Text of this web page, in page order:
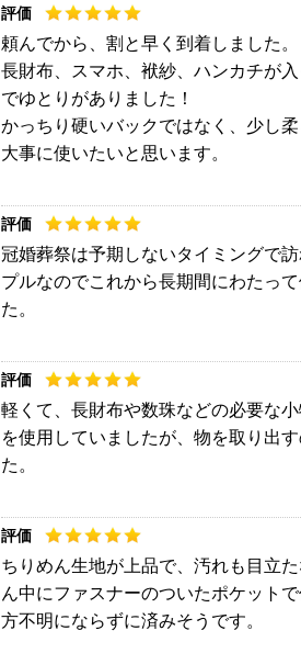
頼んでから、割と早く到着しました。
長財布、スマホ、袱紗、ハンカチが
でゆとりがありました！
かっちり硬いバックではなく、少し柔
大事に使いたいと思います。
冠婚葬祭は予期しないタイミングで
プルなのでこれから長期間にわたっ
た。
軽くて、長財布や数珠などの必要な
を使用していましたが、物を取り出
た。
ちりめん生地が上品で、汚れも目立
ん中にファスナーのついたポケット
方不明にならずに済みそうです。